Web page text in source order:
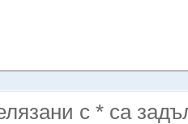
с * са